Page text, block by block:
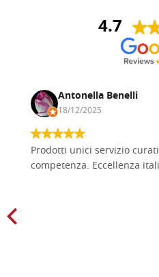
4.7
Antonella Benelli
18/12/2025
Prodotti unici servizio
competenza. Eccellenza